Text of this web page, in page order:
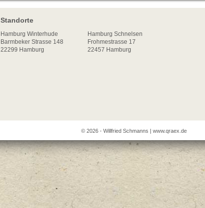
Standorte
Hamburg Winterhude
Barmbeker Strasse 148
22299 Hamburg
Hamburg Schnelsen
Frohmestrasse 17
22457 Hamburg
© 2026 - Willfried Schmanns | www.qraex.de